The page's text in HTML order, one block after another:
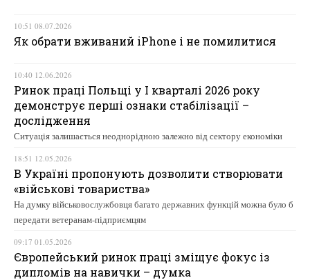
10:51 08.07.2026
Як обрати вживаний iPhone і не помилитися
10:40 12.06.2026
Ринок праці Польщі у І кварталі 2026 року
демонструє перші ознаки стабілізації –
дослідження
Ситуація залишається неоднорідною залежно від сектору економіки
18:51 12.05.2026
В Україні пропонують дозволити створювати
«військові товариства»
На думку військовослужбовця багато державних функцій можна було б
передати ветеранам-підприємцям
09:17 01.05.2026
Європейський ринок праці зміщує фокус із
дипломів на навички – думка